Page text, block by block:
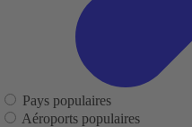
Pays populaires
Aéroports populaires